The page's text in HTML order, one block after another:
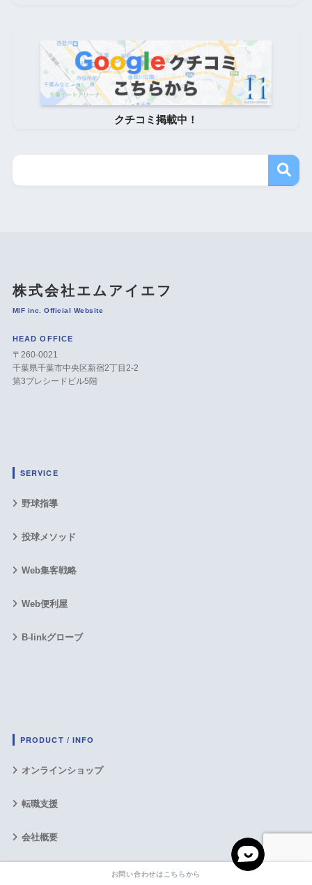
クチコミ掲載中！
株式会社エムアイエフ
MIF inc. Official Website
HEAD OFFICE
〒260-0021
千葉県千葉市中央区新宿2丁目2-2
第3プレシードビル5階
SERVICE
野球指導
投球メソッド
Web集客戦略
Web便利屋
B-linkグローブ
PRODUCT / INFO
オンラインショップ
転職支援
会社概要
お問い合わせはこちらから